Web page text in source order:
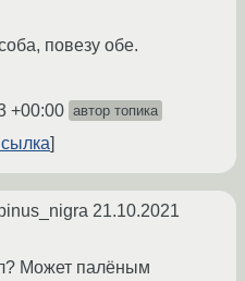
повезу обе.
+00:00 автор топика
21.10.2021
Может палёным